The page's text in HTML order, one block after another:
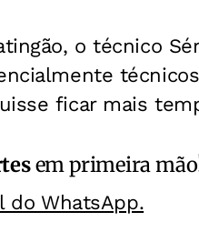
o técnico
ficar mais
em primeira
do WhatsApp.